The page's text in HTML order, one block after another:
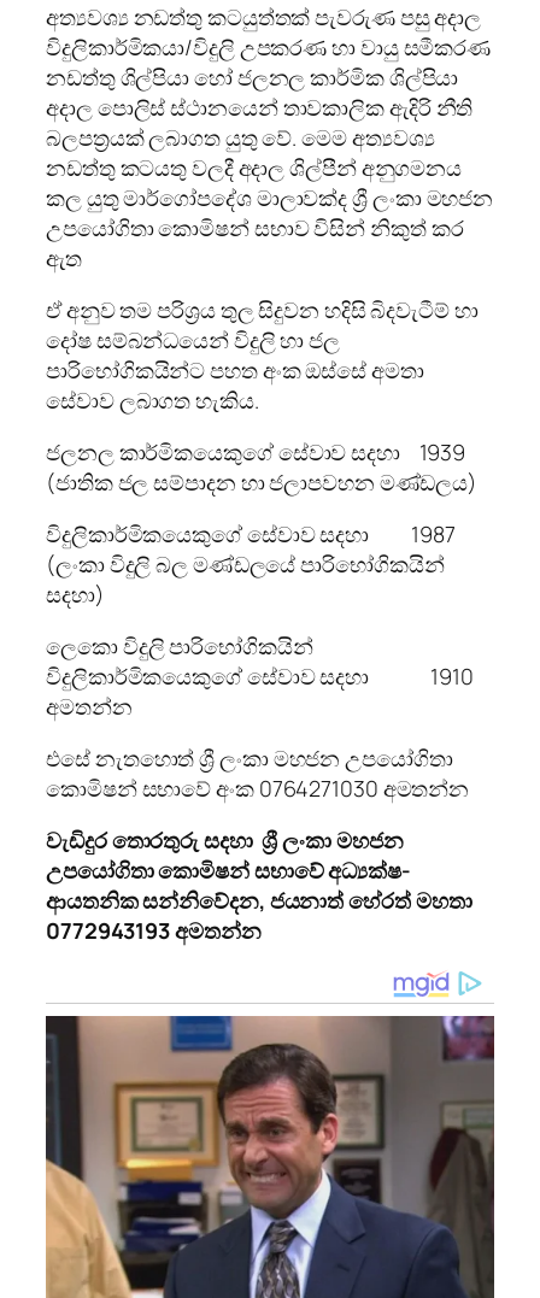
අත්‍යවශ්‍ය නඩත්තු කටයුත්තක් පැවරුණ පසු අදාල
විදුලිකාර්මිකයා/විදුලි උපකරණ හා වායු සමීකරණ
නඩත්තු ශිල්පියා හෝ ජලනල කාර්මික ශිල්පියා
අදාල පොලිස් ස්ථානයෙන් තාවකාලික ඇදිරි නීති
බලපත්‍රයක් ලබාගත යුතු වේ. මෙම අත්‍යවශ්‍ය
නඩත්තු කටයතු වලදී අදාල ශිල්පීන් අනුගමනය
කල යුතු මාර්ගෝපදේශ මාලාවක්ද ශ්‍රී ලංකා මහජන
උපයෝගිතා කොමිෂන් සභාව විසින් නිකුත් කර
ඇත
ඒ අනුව තම පරිශ්‍රය තුල සිදුවන හදිසි බිදවැටීම් හා
දෝෂ සම්බන්ධයෙන් විදුලි හා ජල
පාරිභෝගිකයින්ට පහත අංක ඔස්සේ අමතා
සේවාව ලබාගත හැකිය.
ජලනල කාර්මිකයෙකුගේ සේවාව සදහා 1939
(ජාතික ජල සම්පාදන හා ජලාපවහන මණ්ඩලය)
විදුලිකාර්මිකයෙකුගේ සේවාව සදහා 1987
(ලංකා විදුලි බල මණ්ඩලයේ පාරිභෝගිකයින්
සදහා)
ලෙකො විදුලි පාරිභෝගිකයින්
විදුලිකාර්මිකයෙකුගේ සේවාව සදහා 1910
අමතන්න
එසේ නැතහොත් ශ්‍රී ලංකා මහජන උපයෝගිතා
කොමිෂන් සභාවේ අංක 0764271030 අමතන්න
වැඩිදුර තොරතුරු සදහා ශ්‍රී ලංකා මහජන
උපයෝගිතා කොමිෂන් සභාවේ අධ්‍යක්ෂ-
ආයතනික සන්නිවේදන, ජයනාත් හේරත් මහතා
0772943193අමතන්න